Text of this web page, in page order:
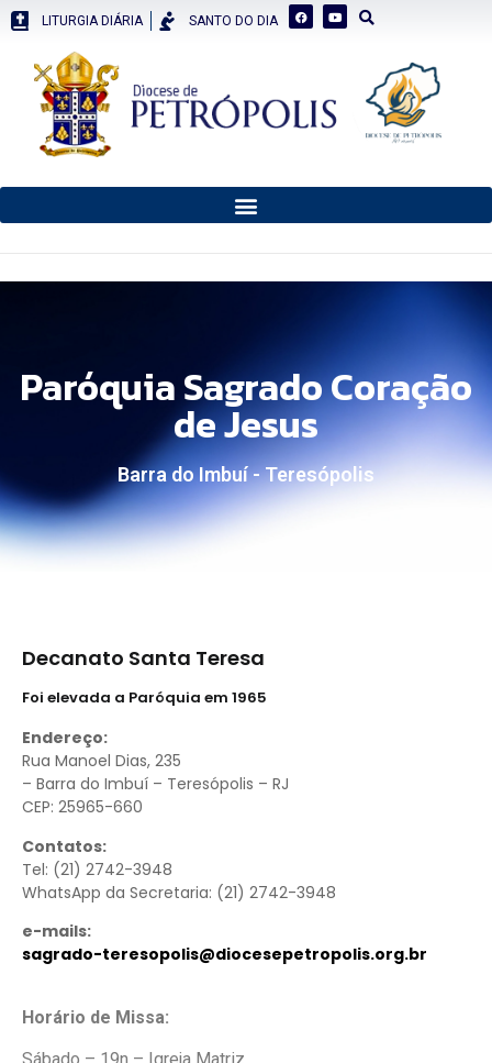
LITURGIA DIÁRIA SANTO DO DIA
Paróquia Sagrado Coração
de Jesus
Barra do Imbuí - Teresópolis
Decanato Santa Teresa
Foi elevada a Paróquia em 1965
Endereço:
Rua Manoel Dias, 235
– Barra do Imbuí – Teresópolis – RJ
CEP: 25965-660
Contatos:
Tel: (21) 2742-3948
WhatsApp da Secretaria: (21) 2742-3948
e-mails:
sagrado-teresopolis@diocesepetropolis.org.br
Horário de Missa: